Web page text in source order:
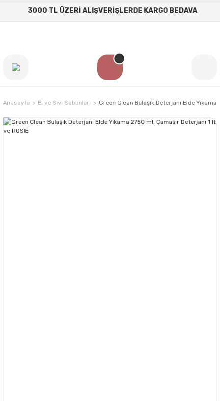
3000 TL ÜZERİ ALIŞVERİŞLERDE KARGO BEDAVA
Anasayfa El ve Sıvı Sabunları Green Clean Bulaşık Deterjanı Elde